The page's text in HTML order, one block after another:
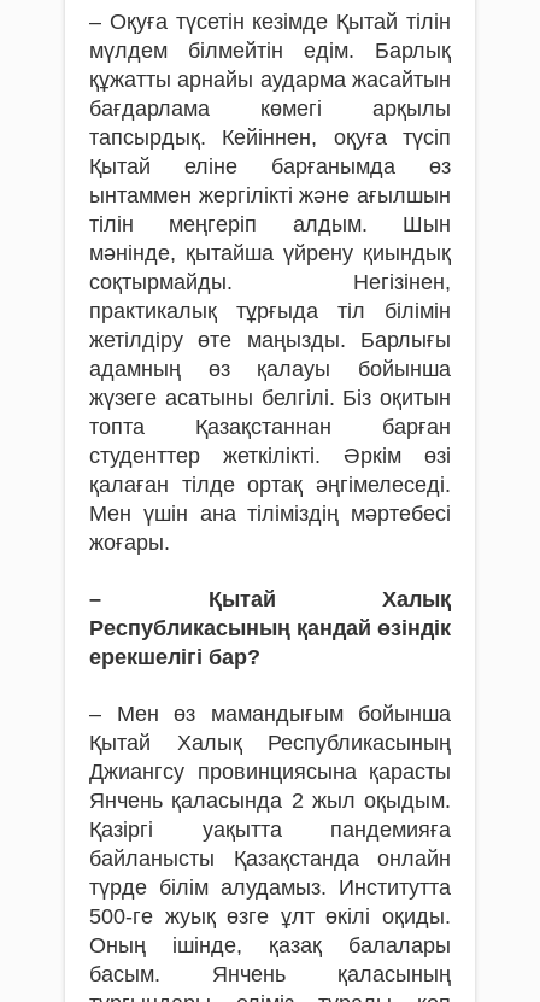
– Оқуға түсетін кезімде Қытай тілін
мүлдем білмейтін едім. Барлық
құжатты арнайы аударма жасайтын
бағдарлама көмегі арқылы
тапсырдық. Кейіннен, оқуға түсіп
Қытай еліне барғанымда өз
ынтаммен жергілікті және ағылшын
тілін меңгеріп алдым. Шын
мәнінде, қытайша үйрену қиындық
соқтырмайды. Негізінен,
практикалық тұрғыда тіл білімін
жетілдіру өте маңызды. Барлығы
адамның өз қалауы бойынша
жүзеге асатыны белгілі. Біз оқитын
топта Қазақстаннан барған
студенттер жеткілікті. Әркім өзі
қалаған тілде ортақ әңгімелеседі.
Мен үшін ана тіліміздің мәртебесі
жоғары.
– Қытай Халық
Республикасының қандай өзіндік
ерекшелігі бар?
– Мен өз мамандығым бойынша
Қытай Халық Республи­касының
Джиангсу провинциясына қарасты
Янчень қаласында 2 жыл оқыдым.
Қазіргі уақытта пандемияға
байланысты Қазақстанда онлайн
түрде білім алудамыз. Институтта
500-ге жуық өзге ұлт өкілі оқиды.
Оның ішінде, қазақ балалары
басым. Янчень қаласының